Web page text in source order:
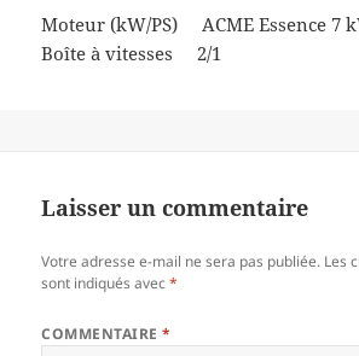
Moteur (kW/PS) ACME Essence 7
Boîte à vitesses 2/1
Laisser un commentaire
Votre adresse e-mail ne sera pas publiée. Les
sont indiqués avec*
COMMENTAIRE*